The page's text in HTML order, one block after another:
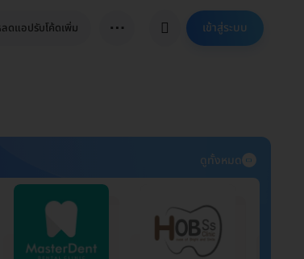
ลดแอปรับโค้ดเพิ่ม ⋯ เข้าสู่ระบบ
ดูทั้งหมด